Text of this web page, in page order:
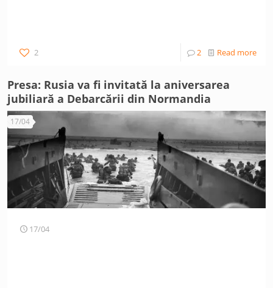
2 2 Read more
Presa: Rusia va fi invitată la aniversarea
jubiliară a Debarcării din Normandia
17/04
17/04